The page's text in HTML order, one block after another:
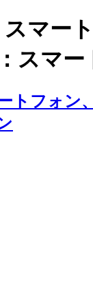
スマー
スマー